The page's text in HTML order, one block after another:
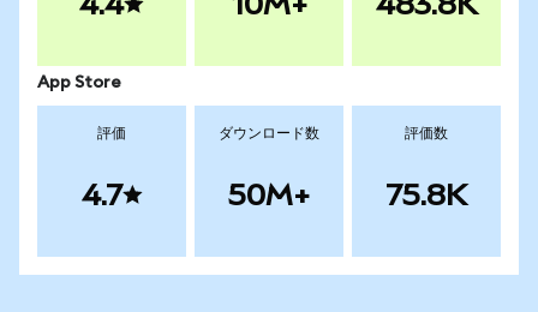
App Store
評価
4.7
ダウンロード数
50M+
評価数
75.8K